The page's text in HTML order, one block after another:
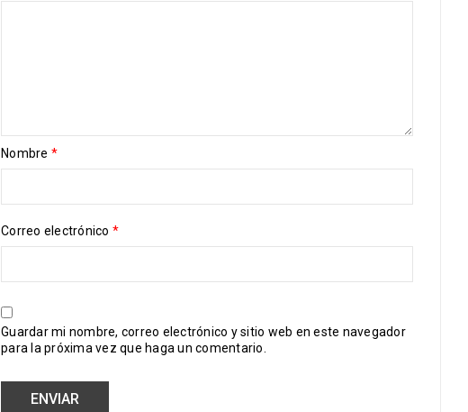
Nombre *
Correo electrónico *
Guardar mi nombre, correo electrónico y sitio web en este navegador
para la próxima vez que haga un comentario.